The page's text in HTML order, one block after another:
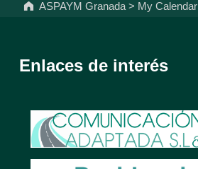
ASPAYM Granada > My Calendar
Enlaces de interés